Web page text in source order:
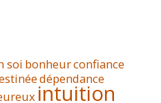
soi bonheurconfiance
dépendance
intuition